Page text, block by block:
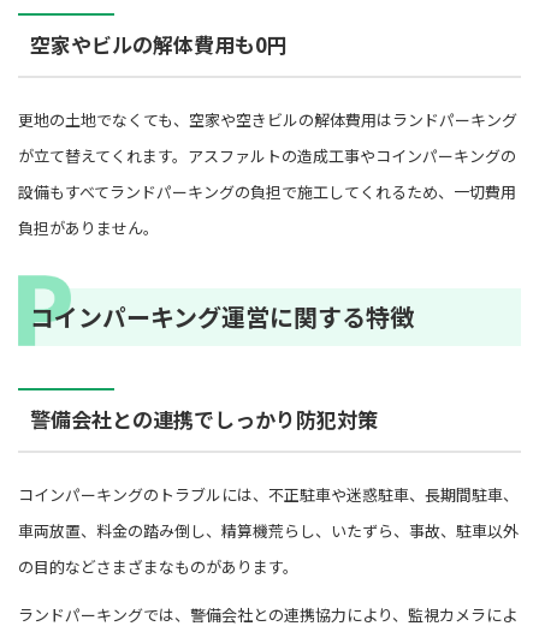
空家やビルの解体費用も0円
更地の土地でなくても、空家や空きビルの解体費用はランドパーキング
が立て替えてくれます。アスファルトの造成工事やコインパーキングの
設備もすべてランドパーキングの負担で施工してくれるため、一切費用
負担がありません。
コインパーキング運営に関する特徴
警備会社との連携でしっかり防犯対策
コインパーキングのトラブルには、不正駐車や迷惑駐車、長期間駐車、
車両放置、料金の踏み倒し、精算機荒らし、いたずら、事故、駐車以外
の目的などさまざまなものがあります。
ランドパーキングでは、警備会社との連携協力により、監視カメラによ